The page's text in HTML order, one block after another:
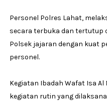
Personel Polres Lahat,
secara terbuka dan tertutup
Polsek jajaran dengan kuat
personel.
Kegiatan Ibadah Wafat Isa
kegiatan rutin yang